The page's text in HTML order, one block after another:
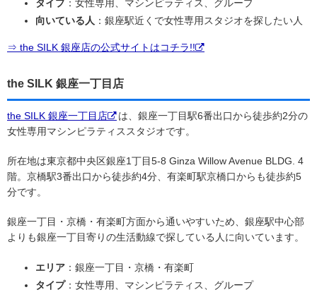
タイプ ：女性専用、マシンピラティス、グループ
向いている人 ：銀座駅近くで女性専用スタジオを探したい人
⇒ the SILK 銀座店の公式サイトはコチラ!!
the SILK 銀座一丁目店
the SILK 銀座一丁目店
は、銀座一丁目駅6番出口から徒歩約2分の
女性専用マシンピラティススタジオです。
所在地は東京都中央区銀座1丁目5-8 Ginza Willow Avenue BLDG. 4
階。京橋駅3番出口から徒歩約4分、有楽町駅京橋口からも徒歩約5
分です。
銀座一丁目・京橋・有楽町方面から通いやすいため、銀座駅中心部
よりも銀座一丁目寄りの生活動線で探している人に向いています。
エリア ：銀座一丁目・京橋・有楽町
タイプ：女性専用、マシンピラティス、グループ